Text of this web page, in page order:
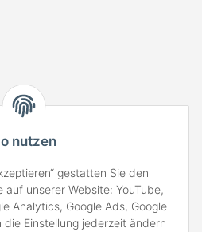
nutzen
gestatten Sie den
auf unserer Website: YouTube,
Analytics, Google Ads, Google
die Einstellung jederzeit ändern